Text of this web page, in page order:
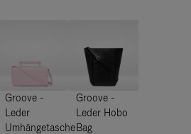
Groove -
Leder
Umhängetasche
Groove -
Leder Hobo
Bag